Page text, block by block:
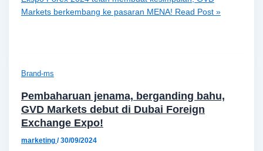
Markets berkembang ke pasaran MENA! Read Post »
Brand-ms
Pembaharuan jenama, berganding bahu,
GVD Markets debut di Dubai Foreign
Exchange Expo!
marketing /30/09/2024